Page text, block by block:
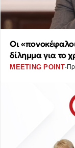
Οι
δίλημμα για το
MEETING POINT·